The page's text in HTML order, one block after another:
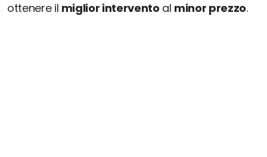
ottenere il miglior intervento al minor prezzo.